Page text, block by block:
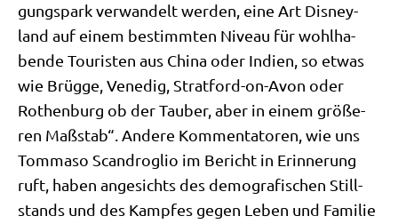
gungs­park ver­wan­delt wer­den, eine Art Dis­ney­
land auf einem bestimm­ten Niveau für wohl­ha­
ben­de Tou­ri­sten aus Chi­na oder Indi­en, so etwas
wie Brüg­ge, Vene­dig, Strat­ford-on-Avon oder
Rothen­burg ob der Tau­ber, aber in einem grö­ße­
ren Maß­stab“. Ande­re Kom­men­ta­to­ren, wie uns
Tom­ma­so Scan­dro­glio im Bericht in Erin­ne­rung
ruft, haben ange­sichts des demo­gra­fi­schen Still­
stands und des Kamp­fes gegen Leben und Fami­lie